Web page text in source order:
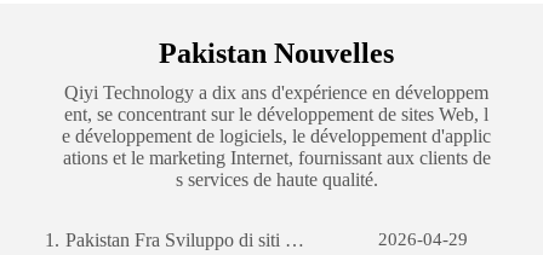
Pakistan Nouvelles
Qiyi Technology a dix ans d'expérience en développem
ent, se concentrant sur le développement de sites Web, l
e développement de logiciels, le développement d'applic
ations et le marketing Internet, fournissant aux clients de
s services de haute qualité.
1. Pakistan Fra Sviluppo di siti web per il commercio estero: una guida completa 2026-04-29